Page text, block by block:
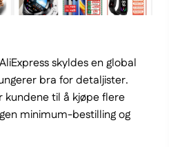
skyldes en global
bra for detaljister.
til å kjøpe flere
minimum-bestilling og